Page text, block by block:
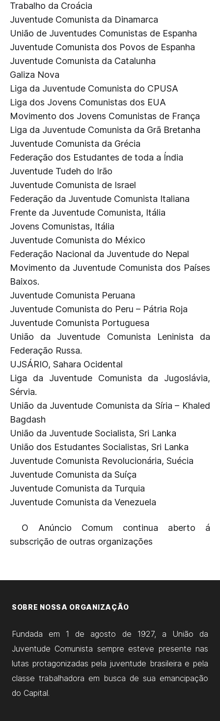
Trabalho da Croácia
Juventude Comunista da Dinamarca
União de Juventudes Comunistas de Espanha
Juventude Comunista dos Povos de Espanha
Juventude Comunista da Catalunha
Galiza Nova
Liga da Juventude Comunista do CPUSA
Liga dos Jovens Comunistas dos EUA
Movimento dos Jovens Comunistas de França
Liga da Juventude Comunista da Grã Bretanha
Juventude Comunista da Grécia
Federação dos Estudantes de toda a Índia
Juventude Tudeh do Irão
Juventude Comunista de Israel
Federação da Juventude Comunista Italiana
Frente da Juventude Comunista, Itália
Jovens Comunistas, Itália
Juventude Comunista do México
Federação Nacional da Juventude do Nepal
Movimento da Juventude Comunista dos Países
Baixos.
Juventude Comunista Peruana
Juventude Comunista do Peru – Pátria Roja
Juventude Comunista Portuguesa
União da Juventude Comunista Leninista da
Federação Russa.
UJSÁRIO, Sahara Ocidental
Liga da Juventude Comunista da Jugoslávia,
Sérvia.
União da Juventude Comunista da Síria – Khaled
Bagdash
União da Juventude Socialista, Sri Lanka
União dos Estudantes Socialistas, Sri Lanka
Juventude Comunista Revolucionária, Suécia
Juventude Comunista da Suíça
Juventude Comunista da Turquia
Juventude Comunista da Venezuela
O Anúncio Comum continua aberto á
subscrição de outras organizações
SOBRE NOSSA ORGANIZAÇÃO
Fundada em 1 de agosto de 1927, a União da
Juventude Comunista sempre esteve presente nas
lutas protagonizadas pela juventude brasileira e pela
classe trabalhadora em busca de sua emancipação
do Capital.